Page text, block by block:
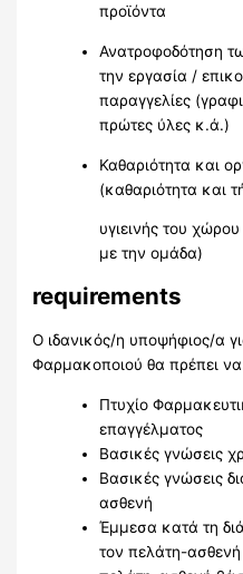
προϊόντα
Ανατροφοδότηση
την εργασία /
παραγγελίες
πρώτες ύλες κ.ά.)
Καθαριότητα και
(καθαριότητα και
υγιεινής του
με την ομάδα)
requirements
Ο ιδανικός/η υποψήφιος/α
Φαρμακοποιού θα πρέπει να
Πτυχίο
επαγγέλματος
Βασικές γνώσεις
Βασικές γνώσεις
ασθενή
Έμμεσα κατά τη
τον πελάτη-ασθενή